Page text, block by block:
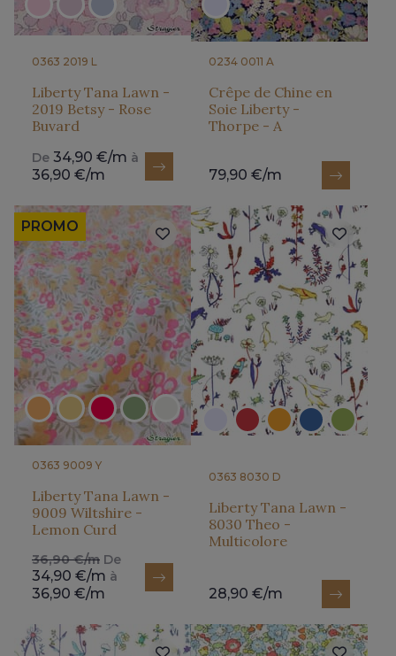
0363 2019 L
Liberty Tana Lawn -
2019 Betsy - Rose
Buvard
De 34,90 €/m à
36,90 €/m
0234 0011 A
Crêpe de Chine en
Soie Liberty -
Thorpe - A
79,90 €/m
PROMO
0363 9009 Y
Liberty Tana Lawn -
9009 Wiltshire -
Lemon Curd
36,90 €/m De
34,90 €/m à
36,90 €/m
0363 8030 D
Liberty Tana Lawn -
8030 Theo -
Multicolore
28,90 €/m